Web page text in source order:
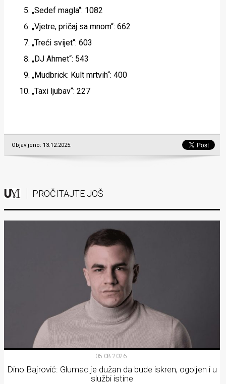
„Sedef magla“: 1082
„Vjetre, pričaj sa mnom“: 662
„Treći svijet“: 603
„DJ Ahmet“: 543
„Mudbrick: Kult mrtvih“: 400
„Taxi ljubav“: 227
Objavljeno: 13.12.2025.
PROČITAJTE JOŠ
05.08.2026.
Dino Bajrović: Glumac je dužan da bude iskren, ogoljen i u
službi istine